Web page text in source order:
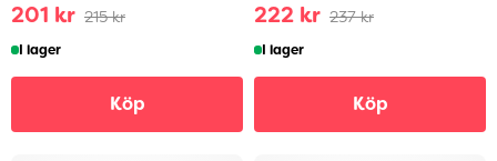
201 kr 215 kr
I lager
Köp
222 kr 237 kr
I lager
Köp